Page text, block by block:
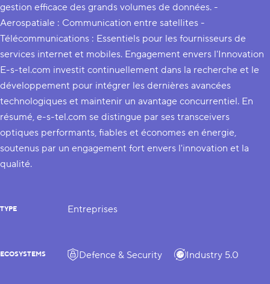
gestion efficace des grands volumes de données. -
Aerospatiale : Communication entre satellites -
Télécommunications : Essentiels pour les fournisseurs de
services internet et mobiles. Engagement envers l'Innovation
E-s-tel.com investit continuellement dans la recherche et le
développement pour intégrer les dernières avancées
technologiques et maintenir un avantage concurrentiel. En
résumé, e-s-tel.com se distingue par ses transceivers
optiques performants, fiables et économes en énergie,
soutenus par un engagement fort envers l'innovation et la
qualité.
TYPE Entreprises
ECOSYSTEMS Defence & Security Industry 5.0